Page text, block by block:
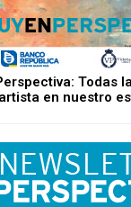
Todas
en nuestro